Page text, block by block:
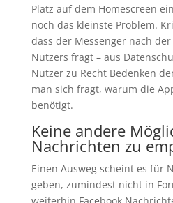
Platz auf dem Homescreen
noch das kleinste Problem.
dass der Messenger nach
Nutzers fragt – aus
Nutzer zu Recht Bedenken
man sich fragt, warum die
benötigt.
Keine andere
Nachrichten zu
Einen Ausweg scheint es für
geben, zumindest nicht in